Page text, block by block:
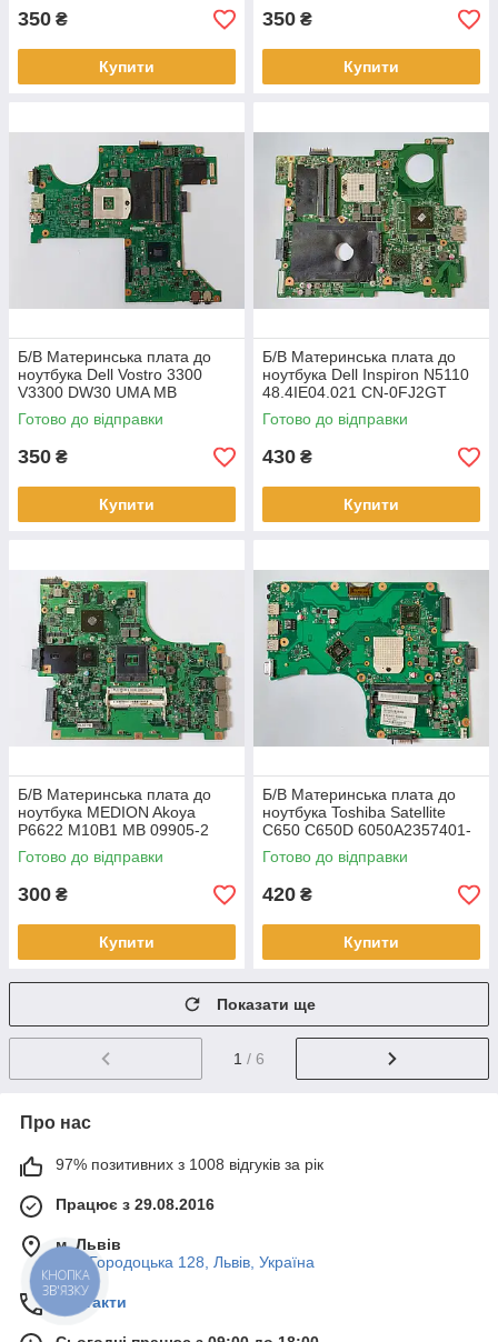
350 ₴
Купити
350 ₴
Купити
Б/В Материнська плата до
ноутбука Dell Vostro 3300
V3300 DW30 UMA MB
48.4EX02.011 CN-063CX9
(НЕСПРАВНА)
Готово до відправки
350 ₴
Купити
Б/В Материнська плата до
ноутбука Dell Inspiron N5110
48.4IE04.021 CN-0FJ2GT
(НЕСПРАВНА)
Готово до відправки
430 ₴
Купити
Б/В Материнська плата до
ноутбука MEDION Akoya
P6622 M10B1 MB 09905-2
48.4GU01.021 (НЕСПРАВНА)
Готово до відправки
300 ₴
Купити
Б/В Материнська плата до
ноутбука Toshiba Satellite
C650 C650D 6050A2357401-
MB-A02 (НЕСПРАВНА)
Готово до відправки
420 ₴
Купити
Показати ще
1 / 6
Про нас
97% позитивних з 1008 відгуків за рік
Працює з 29.08.2016
м. Львів
вул. Городоцька 128, Львів, Україна
Контакти
КНОПКА
ЗВ'ЯЗКУ